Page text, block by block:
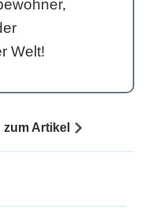
Welt!
zum Artikel